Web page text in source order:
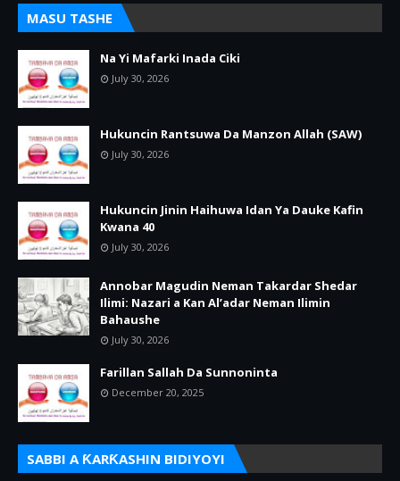
MASU TASHE
Na Yi Mafarki Inada Ciki
July 30, 2026
Hukuncin Rantsuwa Da Manzon Allah (SAW)
July 30, 2026
Hukuncin Jinin Haihuwa Idan Ya Dauke Kafin
Kwana 40
July 30, 2026
Annobar Magudin Neman Takardar Shedar
Ilimi: Nazari a Kan Al’adar Neman Ilimin
Bahaushe
July 30, 2026
Farillan Sallah Da Sunnoninta
December 20, 2025
SABBI A ƘARƘASHIN BIDIYOYI